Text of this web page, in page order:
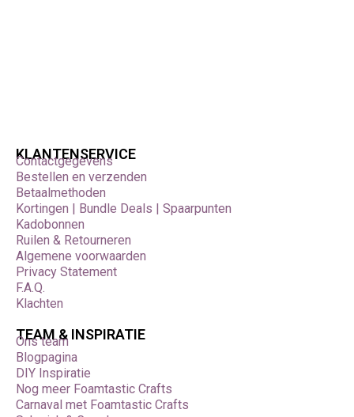
KLANTENSERVICE
Contactgegevens
Bestellen en verzenden
Betaalmethoden
Kortingen | Bundle Deals | Spaarpunten
Kadobonnen
Ruilen & Retourneren
Algemene voorwaarden
Privacy Statement
F.A.Q.
Klachten
TEAM & INSPIRATIE
Ons team
Blogpagina
DIY Inspiratie
Nog meer Foamtastic Crafts
Carnaval met Foamtastic Crafts